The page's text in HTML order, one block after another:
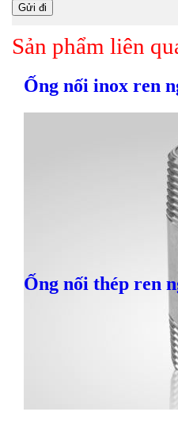
Bulong lục giác
Sản phẩm liên
Ống nối inox ren
Ống nối thép ren